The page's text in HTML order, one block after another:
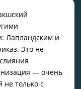
Лапландским и
Это не
— очень
только с